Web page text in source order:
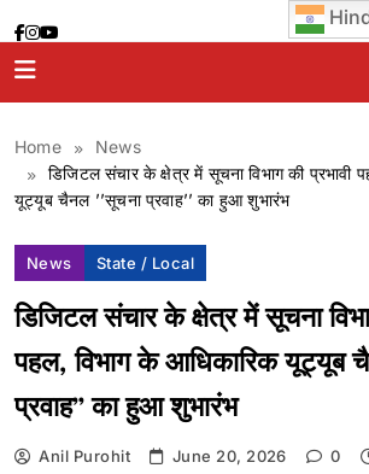
to
content
Home
News
डिजिटल संचार के क्षेत्र में सूचना विभाग की प्रभावी
यूट्यूब चैनल ’’सूचना प्रवाह’’ का हुआ शुभारंभ
News State / Local
डिजिटल संचार के क्षेत्र में सूचना
पहल, विभाग के आधिकारिक यूट्यूब
प्रवाह’’ का हुआ शुभारंभ
Anil Purohit June 20, 2026 0